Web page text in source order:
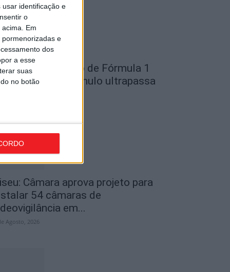
identificação e
o
Em
e
dos
a esse
suas
no botão
Exposição de Fórmula 1
Museu do Caramulo ultrapassa
Câmara aprova projeto para
54 câmaras de
em...
Agosto, 2026